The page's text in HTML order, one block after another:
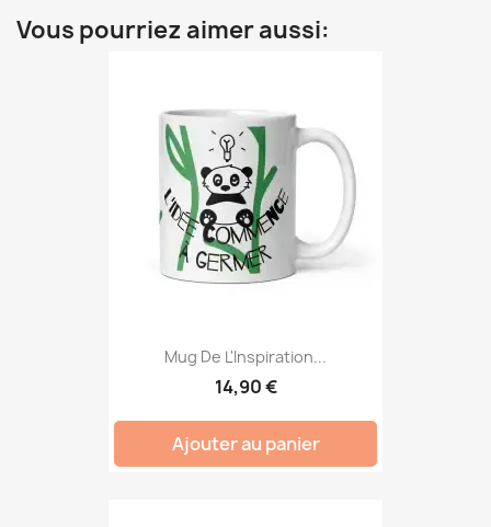
Vous pourriez aimer aussi:
Mug De L'Inspiration...
14,90 €
Ajouter au panier